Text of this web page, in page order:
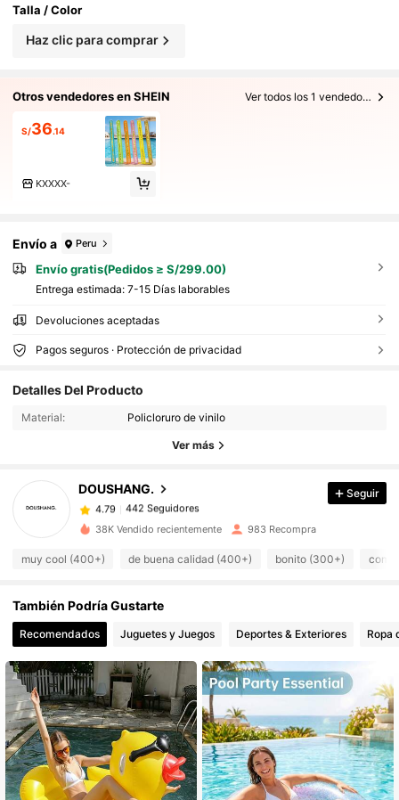
Talla / Color
Haz clic para comprar
Otros vendedores en SHEIN Ver todos los 1 vendedores
S/36.14
KXXXX-
Envío a Peru
Envío gratis(Pedidos ≥ S/299.00)
Entrega estimada: 7-15 Días laborables
Devoluciones aceptadas
Pagos seguros · Protección de privacidad
Detalles Del Producto
Material: Policloruro de vinilo
Ver más
DOUSHANG.
4.79 442 Seguidores
442 Seguidores
442 Seguidores
442 Seguidores
r***2 seguidoHace 1 día
4.79
442 Seguidores
4.79 442 Seguidores
4.79 442 Seguidores
4.79 442 Seguidores
4.79 442 Seguidores
Seguir
38K Vendido recientemente 983 Recompra
muy cool (400+) de buena calidad (400+) bonito (300+) como
También Podría Gustarte
Recomendados Juguetes y Juegos Deportes & Exteriores Ropa